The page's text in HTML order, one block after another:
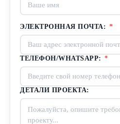
ЭЛЕКТРОННАЯ ПОЧТА: *
ТЕЛЕФОН/WHATSAPP: *
ДЕТАЛИ ПРОЕКТА: